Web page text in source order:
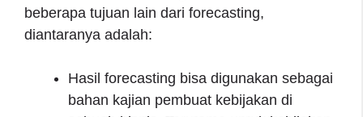
beberapa tujuan lain dari forecasting,
diantaranya adalah:
Hasil forecasting bisa digunakan sebagai
bahan kajian pembuat kebijakan di